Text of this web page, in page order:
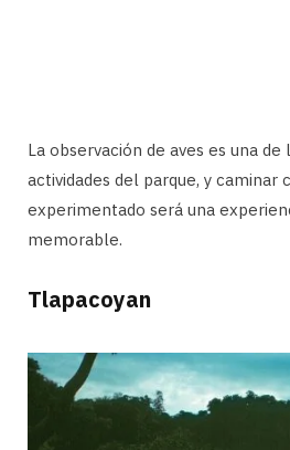
La observación de aves es una de
actividades del parque, y caminar
experimentado será una
memorable.
Tlapacoyan